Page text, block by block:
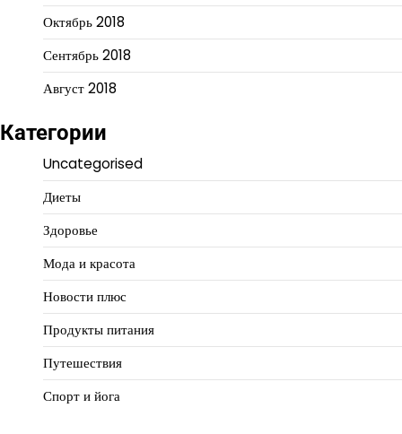
Октябрь 2018
Сентябрь 2018
Август 2018
Категории
Uncategorised
Диеты
Здоровье
Мода и красота
Новости плюс
Продукты питания
Путешествия
Спорт и йога